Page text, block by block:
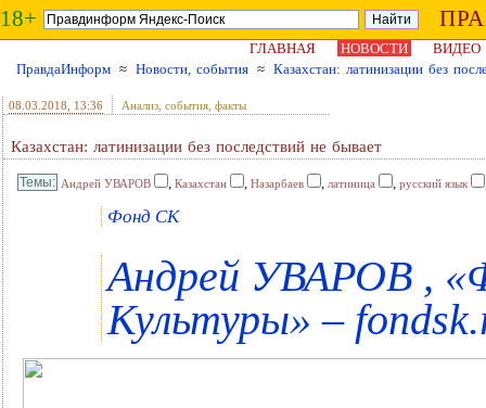
18+
ГЛАВНАЯ НОВОСТИ
ВИДЕО
ПравдаИнформ ≈ Новости, события ≈ Казахстан: латинизации без
08.03.2018 , 13:36 Анализ, события, факты
Казахстан: латинизации без последствий не бывает
Андрей УВАРОВ , Казахстан , Назарбаев , латиница , русский язык
Фонд СК
Андрей УВАРОВ ,
Культуры» –